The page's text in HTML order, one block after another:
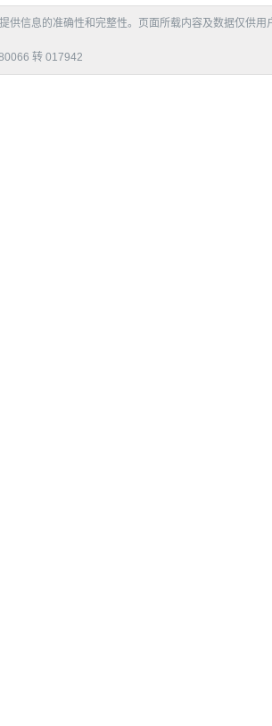
供信息的准确性和完整性。页面所载内容及数据仅供
转 017942